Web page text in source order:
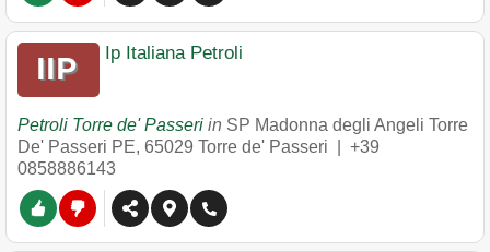
Ip Italiana Petroli
Petroli Torre de' Passeri in SP Madonna degli Angeli Torre
De' Passeri PE, 65029 Torre de' Passeri
+39
0858886143